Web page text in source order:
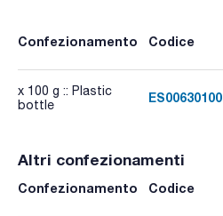
Confezionamento Codice
x 100 g :: Plastic
bottle
ES00630100
Altri confezionamenti
Confezionamento Codice